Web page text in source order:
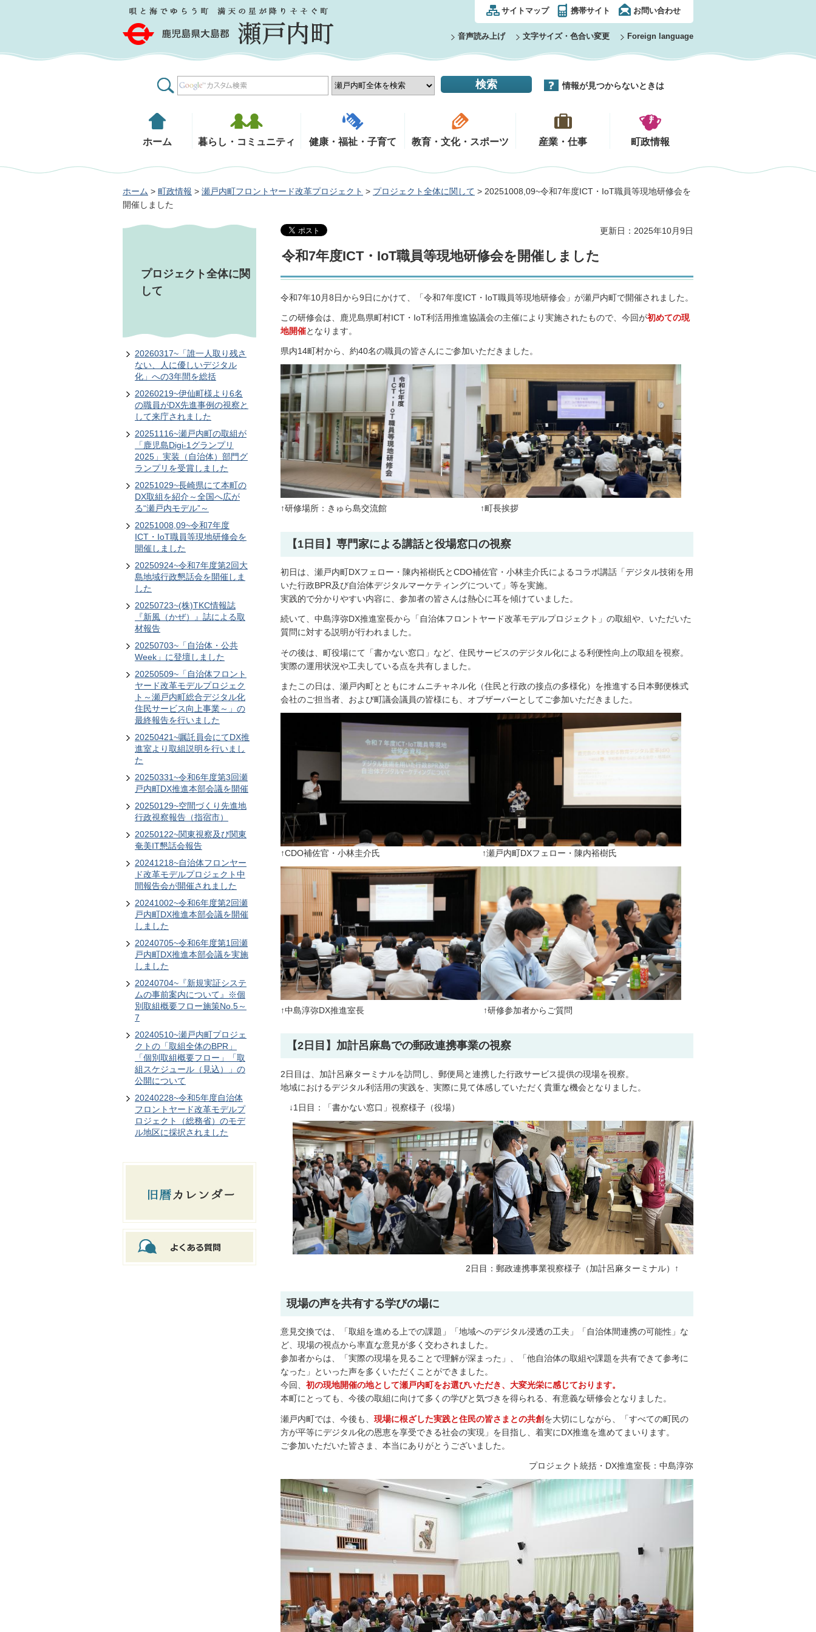
鹿児島県大島郡 瀬戸内町 サイトマップ 携帯サイト お問い合わせ
音声読み上げ 文字サイズ・色合い変更 Foreign language
情報が見つからないときは
ホーム 暮らし・コミュニティ 健康・福祉・子育て 教育・文化・スポーツ 産業・仕事 町政情報
ホーム > 町政情報 > 瀬戸内町フロントヤード改革プロジェクト > プロジェクト全体に関して > 20251008,09~令和7年度ICT・IoT職員等現地研修会を
開催しました
プロジェクト全体に関
して
20260317~「誰一人取り残さ
ない、人に優しいデジタル
化」への3年間を総括
20260219~伊仙町様より6名
の職員がDX先進事例の視察と
して来庁されました
20251116~瀬戸内町の取組が
「鹿児島Digi-1グランプリ
2025」実装（自治体）部門グ
ランプリを受賞しました
20251029~長崎県にて本町の
DX取組を紹介～全国へ広が
る“瀬戸内モデル”～
20251008,09~令和7年度
ICT・IoT職員等現地研修会を
開催しました
20250924~令和7年度第2回大
島地域行政懇話会を開催しま
した
20250723~(株)TKC情報誌
『新風（かぜ）』誌による取
材報告
20250703~「自治体・公共
Week」に登壇しました
20250509~「自治体フロント
ヤード改革モデルプロジェク
ト～瀬戸内町総合デジタル化
住民サービス向上事業～」の
最終報告を行いました
20250421~嘱託員会にてDX推
進室より取組説明を行いまし
た
20250331~令和6年度第3回瀬
戸内町DX推進本部会議を開催
20250129~空間づくり先進地
行政視察報告（指宿市）
20250122~関東視察及び関東
奄美IT懇話会報告
20241218~自治体フロンヤー
ド改革モデルプロジェクト中
間報告会が開催されました
20241002~令和6年度第2回瀬
戸内町DX推進本部会議を開催
しました
20240705~令和6年度第1回瀬
戸内町DX推進本部会議を実施
しました
20240704~『新規実証システ
ムの事前案内について』※個
別取組概要フロー施策No.5～
7
20240510~瀬戸内町プロジェ
クトの「取組全体のBPR」
「個別取組概要フロー」「取
組スケジュール（見込）」の
公開について
20240228~令和5年度自治体
フロントヤード改革モデルプ
ロジェクト（総務省）のモデ
ル地区に採択されました
更新日：2025年10月9日
令和7年度ICT・IoT職員等現地研修会を開催しました
令和7年10月8日から9日にかけて、「令和7年度ICT・IoT職員等現地研修会」が瀬戸内町で開催されました。
この研修会は、鹿児島県町村ICT・IoT利活用推進協議会の主催により実施されたもので、今回が初めての現
地開催となります。
県内14町村から、約40名の職員の皆さんにご参加いただきました。
↑研修場所：きゅら島交流館 ↑町長挨拶
【1日目】専門家による講話と役場窓口の視察
初日は、瀬戸内町DXフェロー・陳内裕樹氏とCDO補佐官・小林圭介氏によるコラボ講話「デジタル技術を用
いた行政BPR及び自治体デジタルマーケティングについて」等を実施。
実践的で分かりやすい内容に、参加者の皆さんは熱心に耳を傾けていました。
続いて、中島淳弥DX推進室長から「自治体フロントヤード改革モデルプロジェクト」の取組や、いただいた
質問に対する説明が行われました。
その後は、町役場にて「書かない窓口」など、住民サービスのデジタル化による利便性向上の取組を視察。
実際の運用状況や工夫している点を共有しました。
またこの日は、瀬戸内町とともにオムニチャネル化（住民と行政の接点の多様化）を推進する日本郵便株式
会社のご担当者、および町議会議員の皆様にも、オブザーバーとしてご参加いただきました。
↑CDO補佐官・小林圭介氏 ↑瀬戸内町DXフェロー・陳内裕樹氏
↑中島淳弥DX推進室長 ↑研修参加者からご質問
【2日目】加計呂麻島での郵政連携事業の視察
2日目は、加計呂麻ターミナルを訪問し、郵便局と連携した行政サービス提供の現場を視察。
地域におけるデジタル利活用の実践を、実際に見て体感していただく貴重な機会となりました。
↓1日目：「書かない窓口」視察様子（役場）
2日目：郵政連携事業視察様子（加計呂麻ターミナル）↑
現場の声を共有する学びの場に
意見交換では、「取組を進める上での課題」「地域へのデジタル浸透の工夫」「自治体間連携の可能性」な
ど、現場の視点から率直な意見が多く交わされました。
参加者からは、「実際の現場を見ることで理解が深まった」、「他自治体の取組や課題を共有できて参考に
なった」といった声を多くいただくことができました。
今回、 初の現地開催の地として瀬戸内町をお選びいただき、大変光栄に感じております。
本町にとっても、今後の取組に向けて多くの学びと気づきを得られる、有意義な研修会となりました。
瀬戸内町では、今後も、 現場に根ざした実践と住民の皆さまとの共創を大切にしながら、「すべての町民の
方が平等にデジタル化の恩恵を享受できる社会の実現」を目指し、着実にDX推進を進めてまいります。
ご参加いただいた皆さま、本当にありがとうございました。
プロジェクト統括・DX推進室長：中島淳弥